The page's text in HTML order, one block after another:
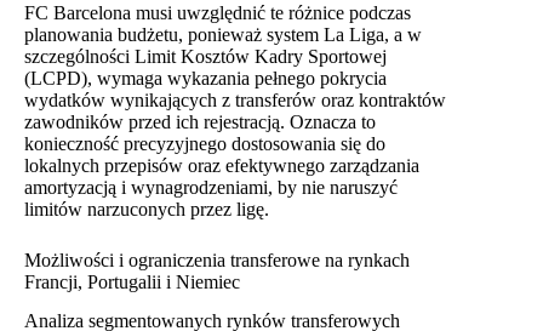
FC Barcelona musi uwzględnić te różnice podczas
planowania budżetu, ponieważ system La Liga, a w
szczególności Limit Kosztów Kadry Sportowej
(LCPD), wymaga wykazania pełnego pokrycia
wydatków wynikających z transferów oraz kontraktów
zawodników przed ich rejestracją. Oznacza to
konieczność precyzyjnego dostosowania się do
lokalnych przepisów oraz efektywnego zarządzania
amortyzacją i wynagrodzeniami, by nie naruszyć
limitów narzuconych przez ligę.
Możliwości i ograniczenia transferowe na rynkach
Francji, Portugalii i Niemiec
Analiza segmentowanych rynków transferowych